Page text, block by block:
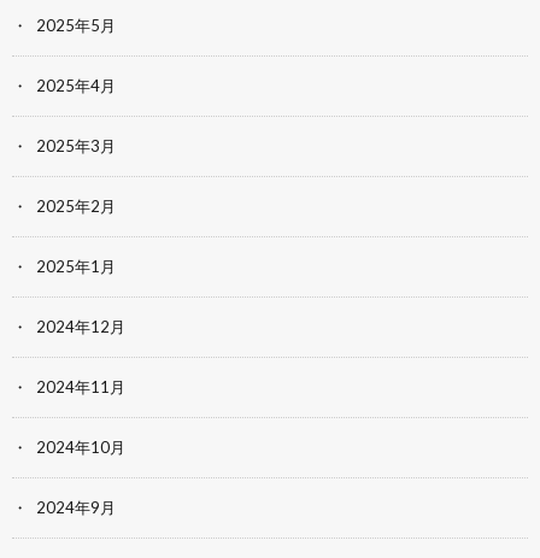
2025年5月
2025年4月
2025年3月
2025年2月
2025年1月
2024年12月
2024年11月
2024年10月
2024年9月